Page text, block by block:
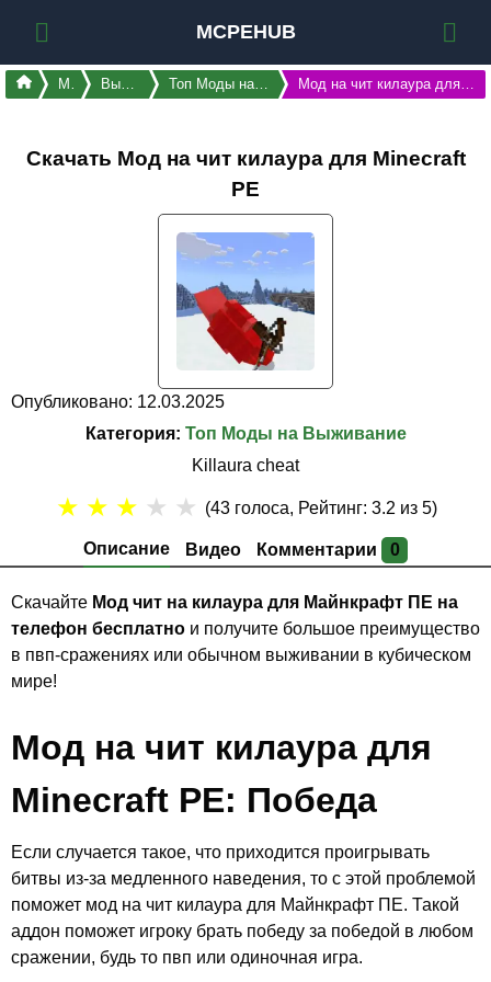
MCPEHUB
Моды Выживание Топ Моды на Выживание Мод на чит килаура для Майнкрафт ПЕ
Скачать Мод на чит килаура для Minecraft
PE
Опубликовано: 12.03.2025
Категория: Топ Моды на Выживание
Killaura cheat
Описание Видео Комментарии 0
★ ★ ★ ★ ★ (43голоса, Рейтинг: 3.2 из 5)
Скачайте Мод чит на килаура для Майнкрафт ПЕ на
телефон бесплатно и получите большое преимущество
в пвп-сражениях или обычном выживании в кубическом
мире!
Мод на чит килаура для
Minecraft PE: Победа
Если случается такое, что приходится проигрывать
битвы из-за медленного наведения, то с этой проблемой
поможет мод на чит килаура для Майнкрафт ПЕ. Такой
аддон поможет игроку брать победу за победой в любом
сражении, будь то пвп или одиночная игра.